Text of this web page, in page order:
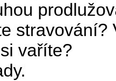
vaříte?